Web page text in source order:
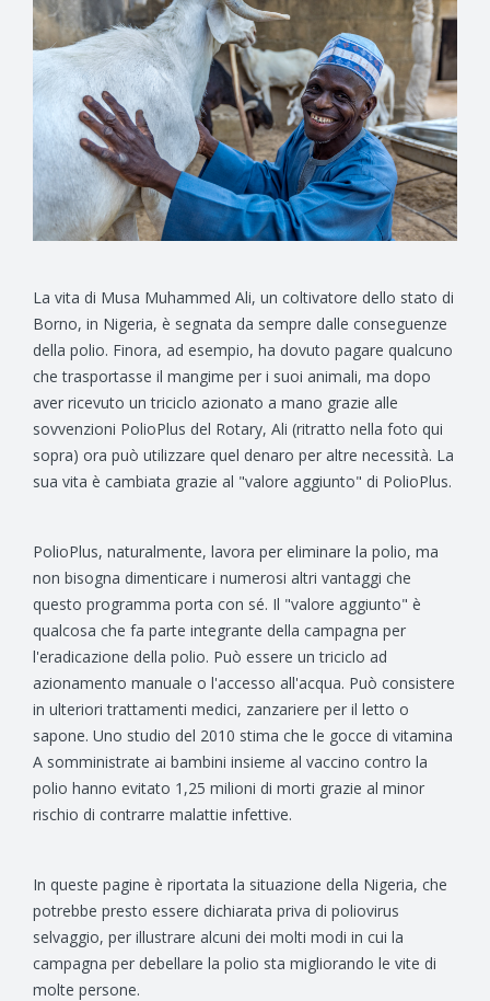
La vita di Musa Muhammed Ali, un coltivatore dello stato di
Borno, in Nigeria, è segnata da sempre dalle conseguenze
della polio. Finora, ad esempio, ha dovuto pagare qualcuno
che trasportasse il mangime per i suoi animali, ma dopo
aver ricevuto un triciclo azionato a mano grazie alle
sovvenzioni PolioPlus del Rotary, Ali (ritratto nella foto qui
sopra) ora può utilizzare quel denaro per altre necessità. La
sua vita è cambiata grazie al "valore aggiunto" di PolioPlus.
PolioPlus, naturalmente, lavora per eliminare la polio, ma
non bisogna dimenticare i numerosi altri vantaggi che
questo programma porta con sé. Il "valore aggiunto" è
qualcosa che fa parte integrante della campagna per
l'eradicazione della polio. Può essere un triciclo ad
azionamento manuale o l'accesso all'acqua. Può consistere
in ulteriori trattamenti medici, zanzariere per il letto o
sapone. Uno studio del 2010 stima che le gocce di vitamina
A somministrate ai bambini insieme al vaccino contro la
polio hanno evitato 1,25 milioni di morti grazie al minor
rischio di contrarre malattie infettive.
In queste pagine è riportata la situazione della Nigeria, che
potrebbe presto essere dichiarata priva di poliovirus
selvaggio, per illustrare alcuni dei molti modi in cui la
campagna per debellare la polio sta migliorando le vite di
molte persone.